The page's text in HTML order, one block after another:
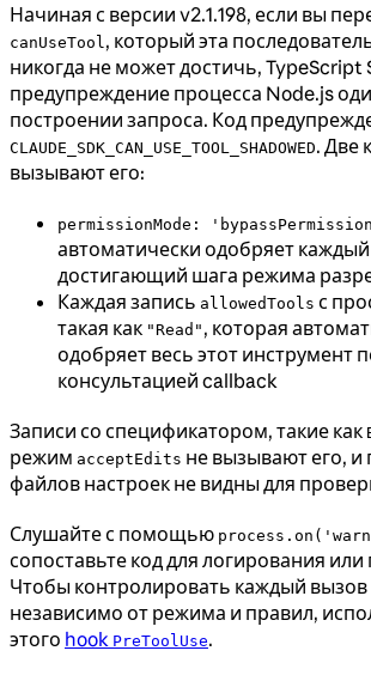
Начиная с версии v2.1.198, если вы
canUseTool , который эта
никогда не может достичь, TypeScript
предупреждение процесса Node.js
построении запроса. Код
CLAUDE_SDK_CAN_USE_TOOL_SHADOWED. Две
вызывают его:
permissionMode:
автоматически одобряет
достигающий шага режима
Каждая запись allowedTools с
такая как "Read" , которая
одобряет весь этот инструмент
консультацией callback
Записи со спецификатором, такие как
режим acceptEdits не вызывают его, и
файлов настроек не видны для
Слушайте с помощью
сопоставьте код для логирования или
Чтобы контролировать каждый вызов
независимо от режима и правил,
этого hook PreToolUse.